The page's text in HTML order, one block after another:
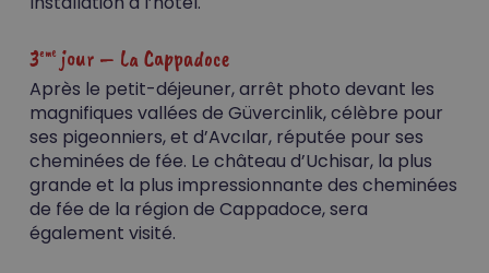
3emejour – La Cappadoce
Après le petit-déjeuner, arrêt photo devant les
magnifiques vallées de Güvercinlik, célèbre pour
ses pigeonniers, et d’Avcılar, réputée pour ses
cheminées de fée. Le château d’Uchisar, la plus
grande et la plus impressionnante des cheminées
de fée de la région de Cappadoce, sera
également visité.